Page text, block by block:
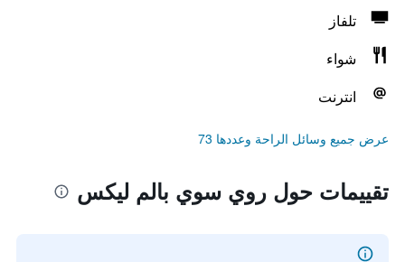
تلفاز
شواء
انترنت
عرض جميع وسائل الراحة وعددها 73
تقييمات حول روي سوي بالم ليكس